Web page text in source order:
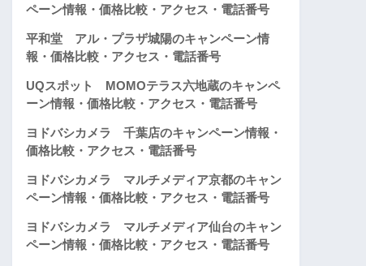
ペーン情報・価格比較・アクセス・電話番号
平和堂 アル・プラザ城陽のキャンペーン情
報・価格比較・アクセス・電話番号
UQスポット MOMOテラス六地蔵のキャンペ
ーン情報・価格比較・アクセス・電話番号
ヨドバシカメラ 千葉店のキャンペーン情報・
価格比較・アクセス・電話番号
ヨドバシカメラ マルチメディア京都のキャン
ペーン情報・価格比較・アクセス・電話番号
ヨドバシカメラ マルチメディア仙台のキャン
ペーン情報・価格比較・アクセス・電話番号